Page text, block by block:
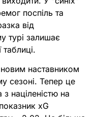
поспіль та
від
турі залишає
новим наставником
сезоні. Тепер це
націленістю на
xG